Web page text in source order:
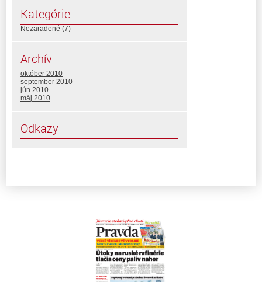
Kategórie
Nezaradené (7)
Archív
október 2010
september 2010
jún 2010
máj 2010
Odkazy